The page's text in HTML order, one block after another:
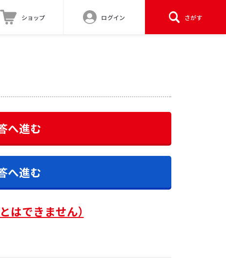
ショップ ログイン さがす
へ進む
へ進む
はできません）